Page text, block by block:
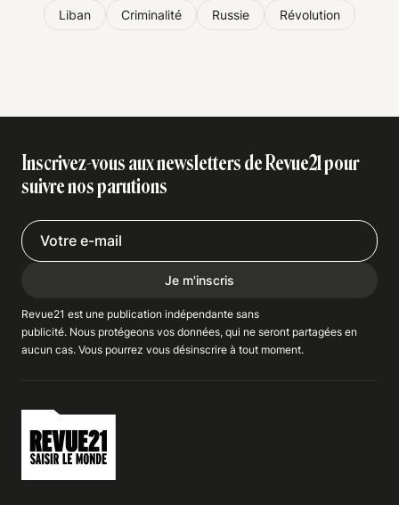
Liban Criminalité Russie Révolution
Inscrivez-vous aux newsletters de Revue21 pour
suivre nos parutions
Je m'inscris
Revue21 est une publication indépendante sans
publicité. Nous protégeons vos données, qui ne seront partagées en
aucun cas. Vous pourrez vous désinscrire à tout moment.